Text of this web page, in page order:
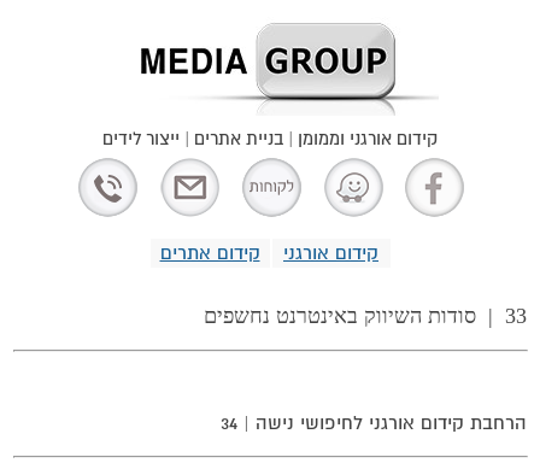
קידום אורגני קידום אתרים
קידום אורגני וממומן | בניית אתרים | ייצור לידים
33 | סודות השיווק באינטרנט נחשפים
הרחבת קידום אורגני לחיפושי נישה | 34